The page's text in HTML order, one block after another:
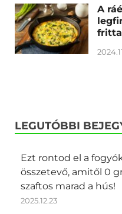
A
LEGUTÓBBI
Ezt rontod el a
összetevő, amitől 0
szaftos marad a hús!
2025.12.23